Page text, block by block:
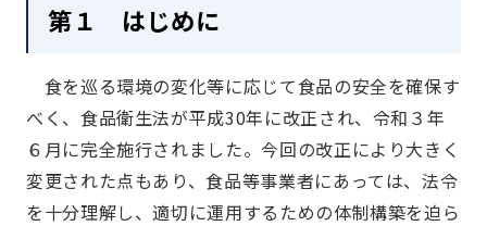
第１ はじめに
食を巡る環境の変化等に応じて食品の安全を確保す
べく、食品衛生法が平成30年に改正され、令和３年
６月に完全施行されました。今回の改正により大きく
変更された点もあり、食品等事業者にあっては、法令
を十分理解し、適切に運用するための体制構築を迫ら